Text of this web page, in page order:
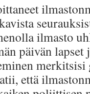
ilmasto
päivän lapset
että